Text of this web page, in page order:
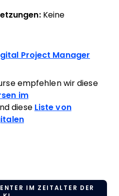
Keine
Project Manager
empfehlen wir diese
im
diese Liste von
IM ZEITALTER DER